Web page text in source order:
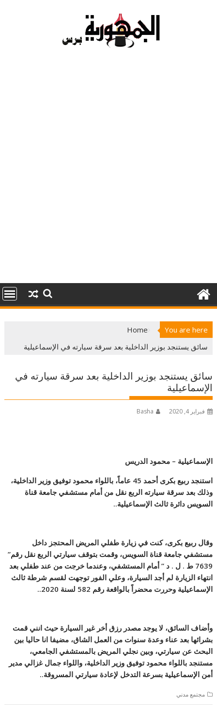
You are here
Home
سائق يستنجد بوزير الداخلية بعد سرقة سيارته في الإسماعيلية
سائق يستنجد بوزير الداخلية بعد سرقة سيارته في
الإسماعيلية
فبراير 4, 2020 Basha
الإسماعيلية – محمود الدريس
استنجد ربيع بكرى أحمد 45 عاماً، باللواء محمود توفيق وزير الداخلية،
وذلك بعد سرقة سيارته الربع نقل من أمام مستشفي جامعة قناة
السويس دائرة ثالث الإسماعيلية..
وقال ربيع بكرى، كنت في زيارة طفلي المريض المحتجز داخل
مستشفي جامعة قناة السويس، وقمت بتوقف سيارتي الربع نقل رقم”
7639 ط . ل . د ” أمام المستشفي، وعندما خرجت من عند طفلي بعد
انتهاء الزيارة لم أجد السيارة، وعلي الفور توجهت لقسم شرطة ثالث
الإسماعيلية وحررت محضراً بالواقعة رقم 582 لسنة 2020..
وأضاف السائق، لا يوجد مصدر رزق أخر غير السيارة حيث انني قمت
بشرائها بعد عناء وعدة سنوات من العمل الشاق، مضيفا انا حاليا بين
البحث عن سيارتي، وبين نجلي المريض بالمستشفي الجامعي،
مستنجد باللواء محمود توفيق وزير الداخلية، واللواء جمال غزالي مدير
أمن الإسماعيلية بسرعة التدخل لإعادة سيارتي المسروقة..
مجتمع مدني